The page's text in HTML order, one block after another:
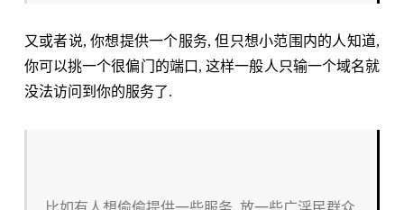
又或者说, 你想提供一个服务, 但只想小范围内的人知道,
你可以挑一个很偏门的端口, 这样一般人只输一个域名就
没法访问到你的服务了.